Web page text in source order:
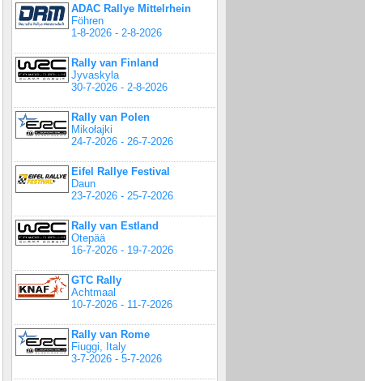
ADAC Rallye Mittelrhein
Föhren
1-8-2026 - 2-8-2026
Rally van Finland
Jyvaskyla
30-7-2026 - 2-8-2026
Rally van Polen
Mikołajki
24-7-2026 - 26-7-2026
Eifel Rallye Festival
Daun
23-7-2026 - 25-7-2026
Rally van Estland
Otepää
16-7-2026 - 19-7-2026
GTC Rally
Achtmaal
10-7-2026 - 11-7-2026
Rally van Rome
Fiuggi, Italy
3-7-2026 - 5-7-2026